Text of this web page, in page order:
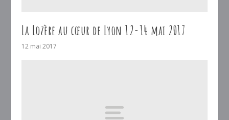
La Lozère au cœur de Lyon 12-14 mai 2017
12 mai 2017